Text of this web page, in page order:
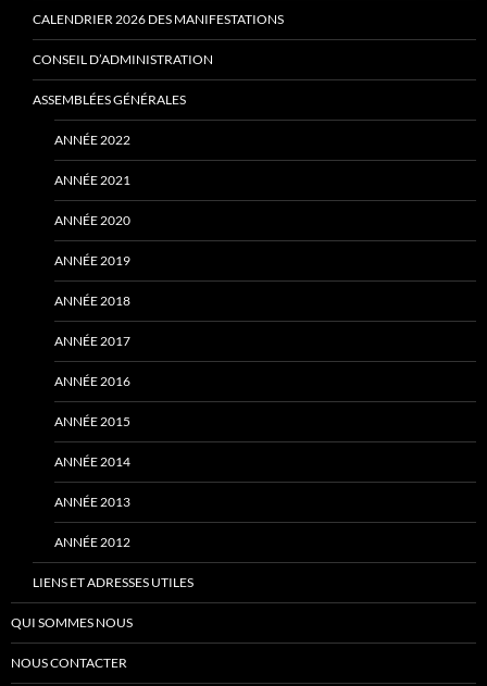
CALENDRIER 2026 DES MANIFESTATIONS
CONSEIL D’ADMINISTRATION
ASSEMBLÉES GÉNÉRALES
ANNÉE 2022
ANNÉE 2021
ANNÉE 2020
ANNÉE 2019
ANNÉE 2018
ANNÉE 2017
ANNÉE 2016
ANNÉE 2015
ANNÉE 2014
ANNÉE 2013
ANNÉE 2012
LIENS ET ADRESSES UTILES
QUI SOMMES NOUS
NOUS CONTACTER